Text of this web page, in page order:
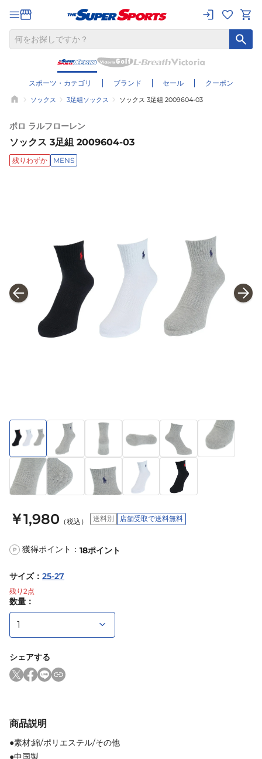
スポーツ・カテゴリ ブランド セール クーポン
ソックス 3足組ソックス ソックス 3足組 2009604-03
ポロ ラルフローレン
ソックス 3足組 2009604-03
残りわずか MENS
￥1,980 （税込） 送料別 店舗受取で送料無料
P 獲得ポイント： 18ポイント
サイズ： 25-27
残り 2 点
数量：
シェアする
商品説明
●素材:綿/ポリエステル/その他
●中国製